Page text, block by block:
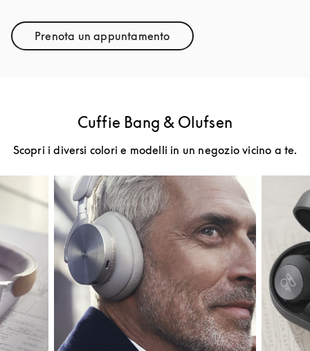
Prenota un appuntamento
Link Opens in New Tab
Cuffie Bang & Olufsen
Scopri i diversi colori e modelli in un negozio vicino a te.